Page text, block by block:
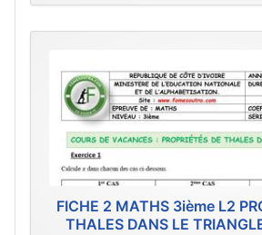
FICHE 2 MATHS 3ième L2
THALES DANS LE